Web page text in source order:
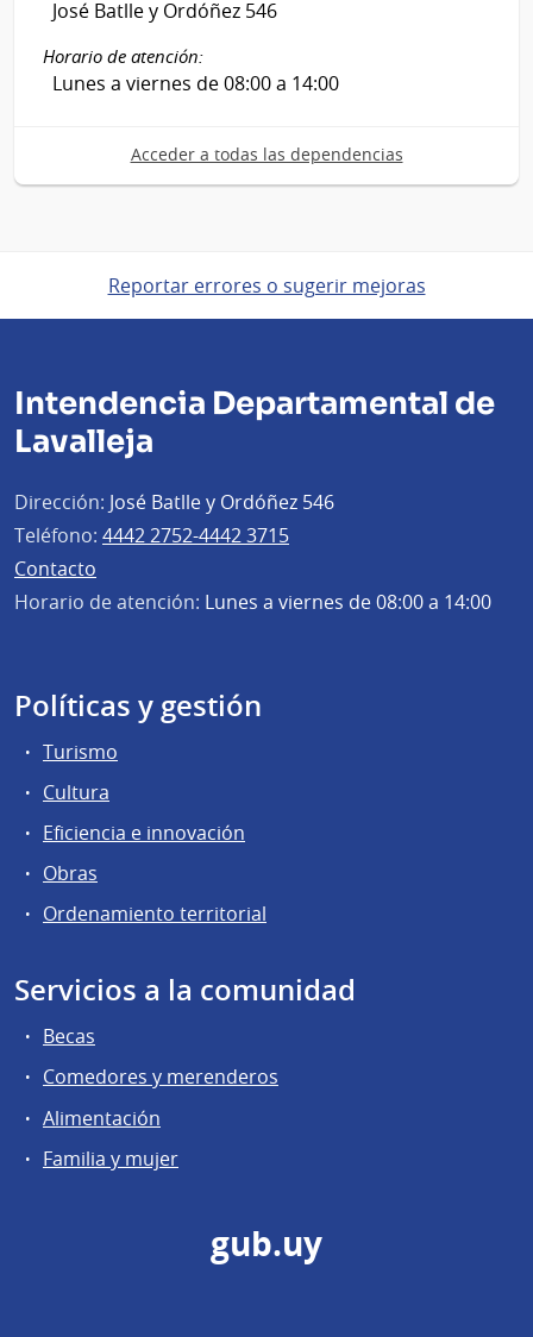
José Batlle y Ordóñez 546
Horario de atención:
Lunes a viernes de 08:00 a 14:00
Acceder a todas las dependencias
Reportar errores o sugerir mejoras
Intendencia Departamental de
Lavalleja
Dirección: José Batlle y Ordóñez 546
Teléfono: 4442 2752-4442 3715
Contacto
Horario de atención: Lunes a viernes de 08:00 a 14:00
Políticas y gestión
Turismo
Cultura
Eficiencia e innovación
Obras
Ordenamiento territorial
Servicios a la comunidad
Becas
Comedores y merenderos
Alimentación
Familia y mujer
gub.uy